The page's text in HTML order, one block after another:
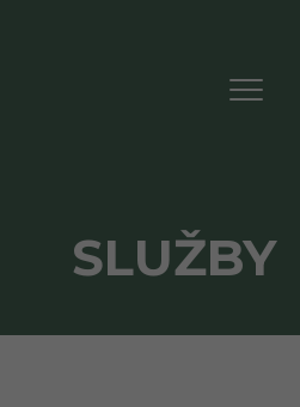
SLUŽBY